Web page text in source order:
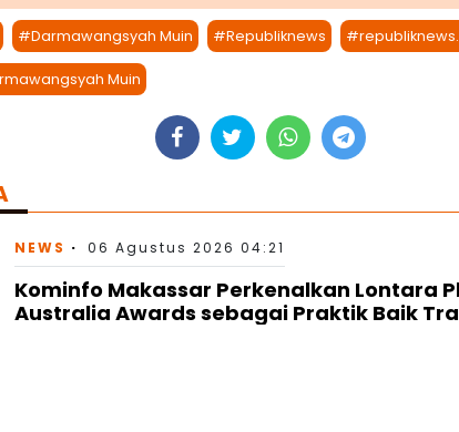
#Darmawangsyah Muin #Republiknews
Muin
NEWS 06 Agustus 2026 04:21
Kominfo Makassar Perkenalkan Lontara
Australia Awards sebagai Praktik Baik